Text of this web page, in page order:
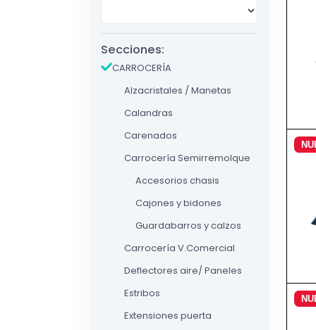
Secciones:
CARROCERÍA
Alzacristales / Manetas
Calandras
Carenados
Carrocería Semirremolque
Accesorios chasis
Cajones y bidones
Guardabarros y calzos
Carrocería V.Comercial
Deflectores aire/ Paneles
Estribos
Extensiones puerta